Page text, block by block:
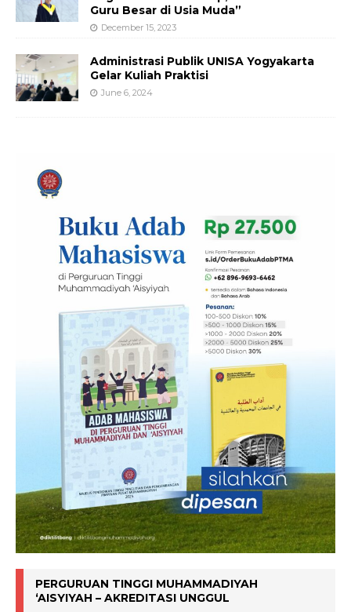
Guru Besar di Usia Muda”
December 15, 2023
Administrasi Publik UNISA Yogyakarta
Gelar Kuliah Praktisi
June 6, 2024
PERGURUAN TINGGI MUHAMMADIYAH
‘AISYIYAH – AKREDITASI UNGGUL